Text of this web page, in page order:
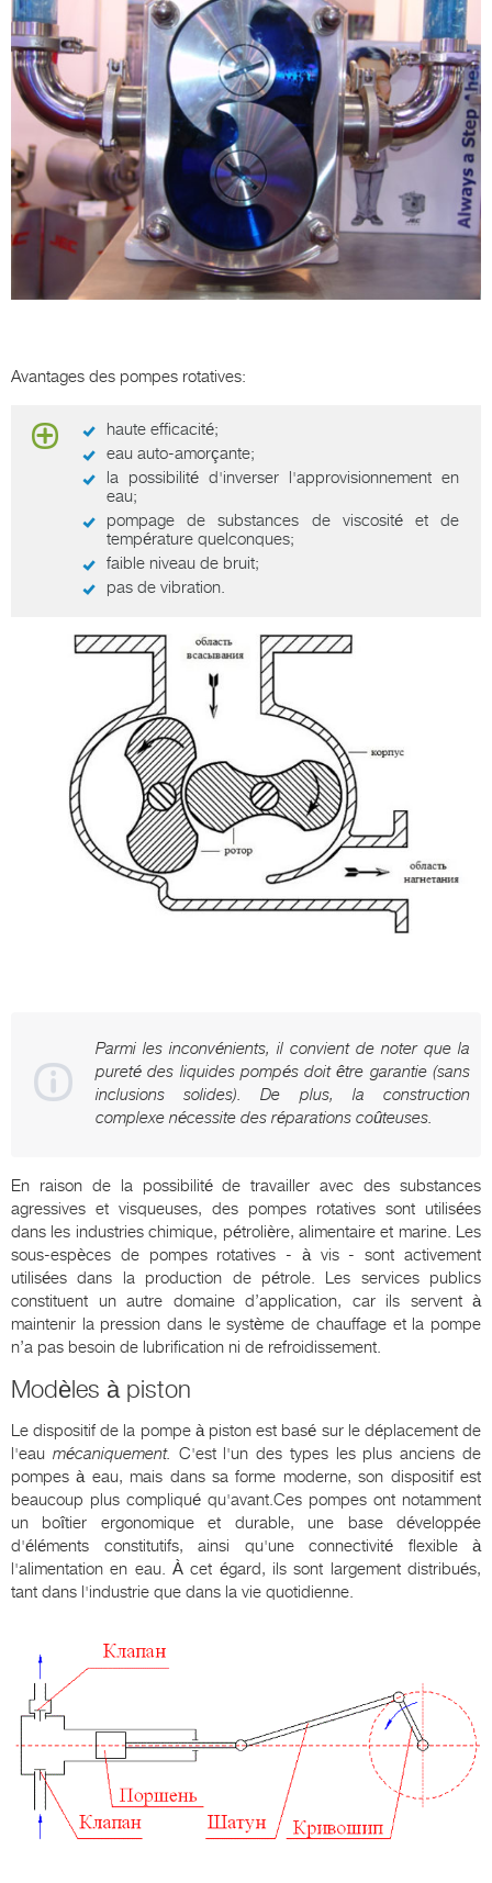
Avantages des pompes rotatives:
haute efficacité;
eau auto-amorçante;
la possibilité d'inverser l'approvisionnement en
eau;
pompage de substances de viscosité et de
température quelconques;
faible niveau de bruit;
pas de vibration.
Parmi les inconvénients, il convient de noter que la
pureté des liquides pompés doit être garantie (sans
inclusions solides). De plus, la construction
complexe nécessite des réparations coûteuses.
En raison de la possibilité de travailler avec des substances
agressives et visqueuses, des pompes rotatives sont utilisées
dans les industries chimique, pétrolière, alimentaire et marine. Les
sous-espèces de pompes rotatives - à vis - sont activement
utilisées dans la production de pétrole. Les services publics
constituent un autre domaine d’application, car ils servent à
maintenir la pression dans le système de chauffage et la pompe
n’a pas besoin de lubrification ni de refroidissement.
Modèles à piston
Le dispositif de la pompe à piston est basé sur le déplacement de
l'eau mécaniquement. C'est l'un des types les plus anciens de
pompes à eau, mais dans sa forme moderne, son dispositif est
beaucoup plus compliqué qu'avant.Ces pompes ont notamment
un boîtier ergonomique et durable, une base développée
d'éléments constitutifs, ainsi qu'une connectivité flexible à
l'alimentation en eau. À cet égard, ils sont largement distribués,
tant dans l'industrie que dans la vie quotidienne.